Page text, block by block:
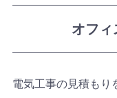
オフィ
電気工事の見積もり